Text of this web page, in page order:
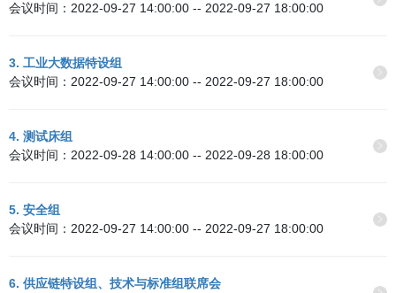
会议时间：2022-09-27 14:00:00 -- 2022-09-27 18:00:00
3. 工业大数据特设组
会议时间：2022-09-27 14:00:00 -- 2022-09-27 18:00:00
4. 测试床组
会议时间：2022-09-28 14:00:00 -- 2022-09-28 18:00:00
5. 安全组
会议时间：2022-09-27 14:00:00 -- 2022-09-27 18:00:00
6. 供应链特设组、技术与标准组联席会